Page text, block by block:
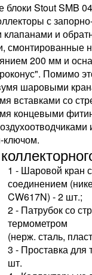
блоки Stout SMB
с
и
смонтированные
200 мм и
Помимо
шаровыми
вставками со
концевыми
ключом.
1 - Шаровой кран
соединением
CW617N) - 2 шт.;
2 - Патрубок со
термометром
(нерж. сталь,
3 - Проставка для
шт.